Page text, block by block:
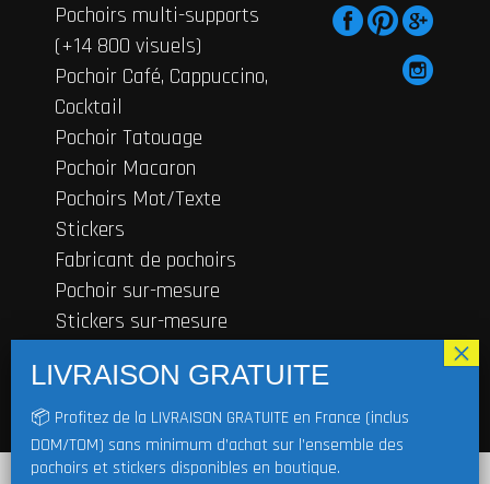
Pochoirs multi-supports
(+14 800 visuels)
Pochoir Café, Cappuccino,
Cocktail
Pochoir Tatouage
Pochoir Macaron
Pochoirs Mot/Texte
Stickers
Fabricant de pochoirs
Pochoir sur-mesure
Stickers sur-mesure
réservés | TVA non applicable, art. 293 B
du CGI | Mentions légales |CDG|Cookie|
Réglement|Blog
En cliquant sur "J'accepte", vous acceptez de stocker des cookies sur votre
📦 Profitez de la LIVRAISON GRATUITE en France (inclus
DOM/TOM) sans minimum d’achat sur l’ensemble des
pochoirs et stickers disponibles en boutique.